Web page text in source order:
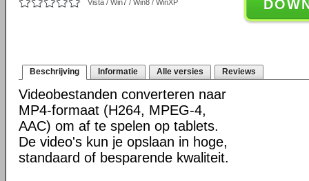
Vista / Win7 / Win8 / WinXP
Beschrijving Informatie Alle versies Reviews
Videobestanden converteren naar
MP4-formaat (H264, MPEG-4,
AAC) om af te spelen op tablets.
De video's kun je opslaan in hoge,
standaard of besparende kwaliteit.